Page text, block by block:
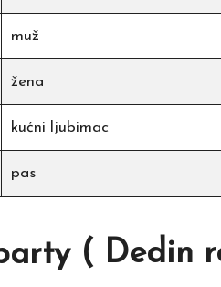
muž
žena
kućni ljubimac
pas
( Dedin